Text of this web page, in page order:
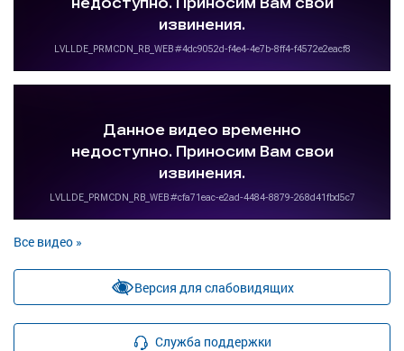
Все видео »
Версия для слабовидящих
Служба поддержки